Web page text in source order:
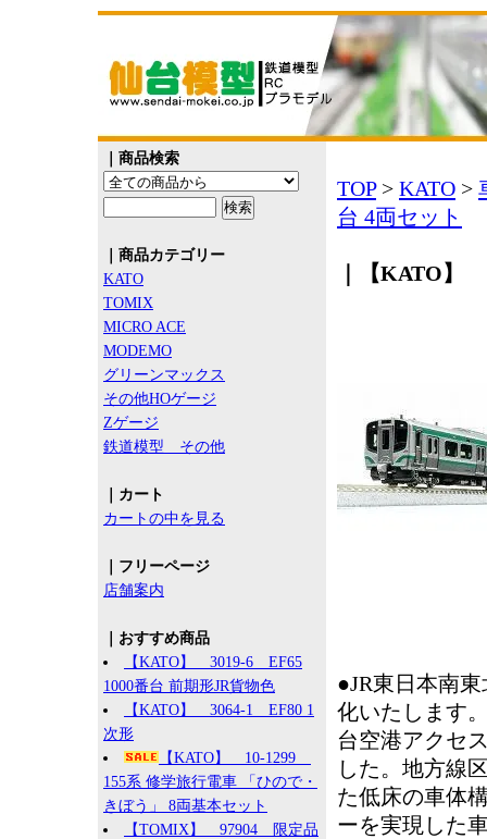
｜商品検索
｜商品カテゴリー
KATO
TOMIX
MICRO ACE
MODEMO
グリーンマックス
その他HOゲージ
Zゲージ
鉄道模型 その他
｜カート
カートの中を見る
｜フリーページ
店舗案内
｜おすすめ商品
【KATO】 3019-6 EF65
1000番台 前期形JR貨物色
【KATO】 3064-1 EF80 1
次形
【KATO】 10-1299
155系 修学旅行電車 「ひので・
きぼう」 8両基本セット
【TOMIX】 97904 限定品
TOP> KATO >
台 4両セット
｜【KATO】
●JR東日本南
化いたします
台空港アクセ
した。地方線
た低床の車体
ーを実現した